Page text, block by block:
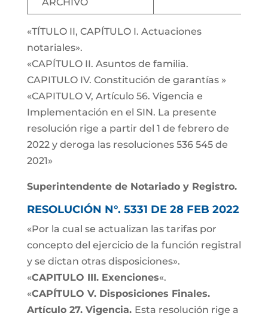
«TÍTULO II, CAPÍTULO I. Actuaciones
notariales».
«CAPÍTULO II. Asuntos de familia.
CAPITULO IV. Constitución de garantías »
«CAPITULO V, Artículo 56. Vigencia e
Implementación en el SIN. La presente
resolución rige a partir del 1 de febrero de
2022 y deroga las resoluciones 536 545 de
2021»
Superintendente de Notariado y Registro.
RESOLUCIÓN N°. 5331 DE 28 FEB 2022
«Por la cual se actualizan las tarifas por
concepto del ejercicio de la función registral
y se dictan otras disposiciones».
«CAPITULO III. Exenciones«.
«CAPÍTULO V. Disposiciones Finales.
Artículo 27. Vigencia. Esta resolución rige a